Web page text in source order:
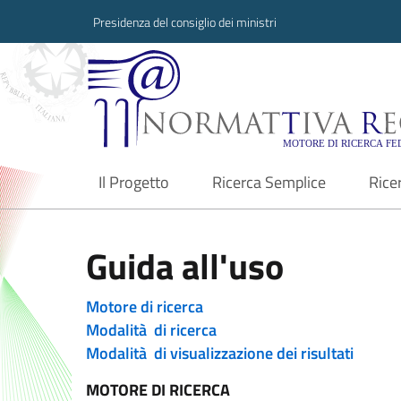
Presidenza del consiglio dei ministri
Normattiva
Il Progetto
current Ricerca Semplice
Guida all'uso
Motore di ricerca
Modalità di ricerca
Modalità di visualizzazione dei risultati
MOTORE DI RICERCA